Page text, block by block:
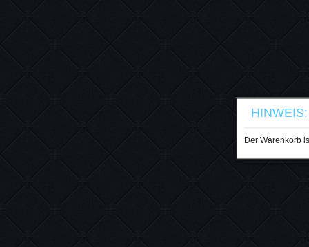
HINWEIS:
Der Warenkorb